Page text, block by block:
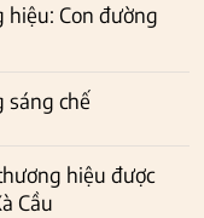
Con đường
sáng chế
hiệu được
Cầu